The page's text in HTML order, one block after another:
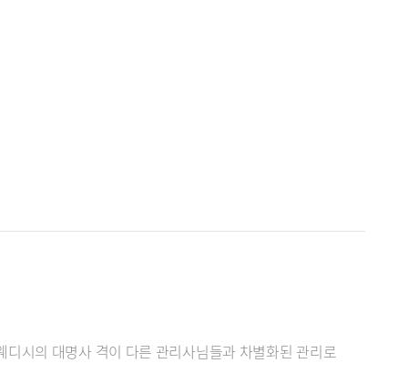
시의 대명사 격이 다른 관리사님들과 차별화된 관리로